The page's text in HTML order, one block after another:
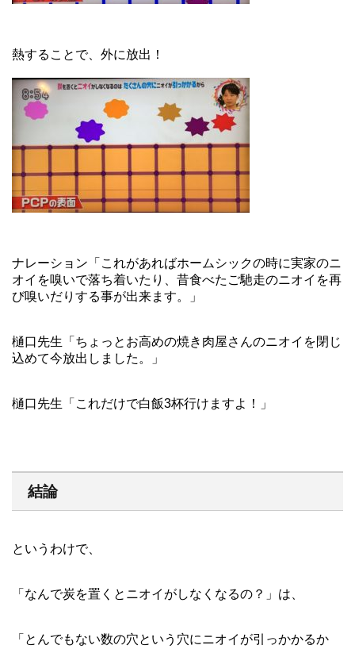
熱することで、外に放出！
ナレーション「これがあればホームシックの時に実家のニ
オイを嗅いで落ち着いたり、昔食べたご馳走のニオイを再
び嗅いだりする事が出来ます。」
樋口先生「ちょっとお高めの焼き肉屋さんのニオイを閉じ
込めて今放出しました。」
樋口先生「これだけで白飯3杯行けますよ！」
結論
というわけで、
「なんで炭を置くとニオイがしなくなるの？」は、
「とんでもない数の穴という穴にニオイが引っかかるか